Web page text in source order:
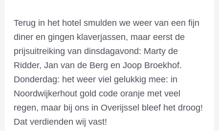
Terug in het hotel smulden we weer van een fijn
diner en gingen klaverjassen, maar eerst de
prijsuitreiking van dinsdagavond: Marty de
Ridder, Jan van de Berg en Joop Broekhof.
Donderdag: het weer viel gelukkig mee: in
Noordwijkerhout gold code oranje met veel
regen, maar bij ons in Overijssel bleef het droog!
Dat verdienden wij vast!